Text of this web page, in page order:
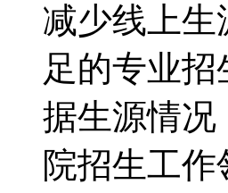
减少线上
足的专业
据生源情况
院招生工